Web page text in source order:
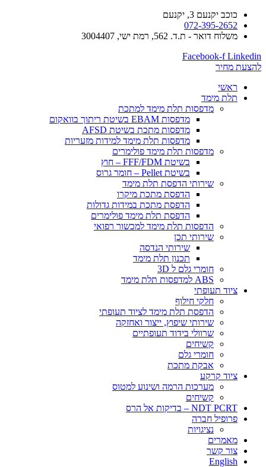
כוכב יקנעם 3, יקנעם
072-395-2652
משלוח דואר - ת.ד. 562, רמת ישי, 3004407​
Facebook-f Linkedin
להצעת מחיר
ראשי
תלת מימד
​מדפסות תלת מימד למתכת
מדפסות EBAM בשיטת ריתוך בוואקום
מדפסות מתכת בשיטת AFSD
​מדפסות תלת מימד למידות מזעריות
​מדפסות תלת מימד פולימרים
בשיטת FFF/FDM – חוץ
בשיטת Pellet – חומר גרוס
שירותי הדפסת תלת מימד
הדפסת מתכת מיקרו
הדפסת מתכת במידות גדולות
הדפסת תלת מימד פולימרים
הדפסות תלת מימד למכשור רפואי
שירותי תכן
שירותי הנדסה
תכנון תלת מימד
חומרי גלם ל 3D
ABS למדפסות תלת מימד
ציוד תעופתי
חלקי חילוף
הדפסת תלת מימד לציוד תעופתי
שירותי שיפוץ, ייצור ואחזקה
שרוולי בידוד תעופתיים
קשיחים
חומרי גלם
אבקת מתכת
ציוד קרקע
מערכות הרמה ושינוע למטוס
קשיחים
NDT PCRT – בדיקות אל הרס
פרופיל חברה
​​​נציגויות
מאמרים
צור קשר
English